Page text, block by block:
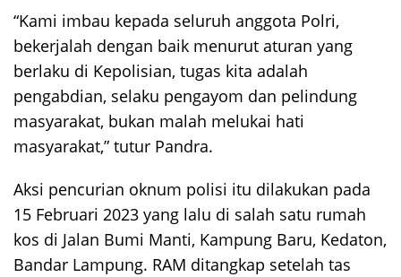
“Kami imbau kepada seluruh anggota Polri,
bekerjalah dengan baik menurut aturan yang
berlaku di Kepolisian, tugas kita adalah
pengabdian, selaku pengayom dan pelindung
masyarakat, bukan malah melukai hati
masyarakat,” tutur Pandra.
Aksi pencurian oknum polisi itu dilakukan pada
15 Februari 2023 yang lalu di salah satu rumah
kos di Jalan Bumi Manti, Kampung Baru, Kedaton,
Bandar Lampung. RAM ditangkap setelah tas